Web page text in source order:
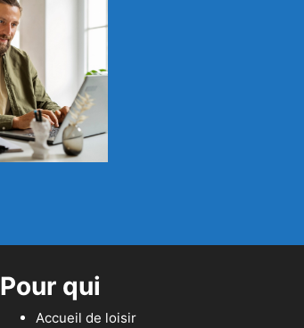
Pour qui
Accueil de loisir